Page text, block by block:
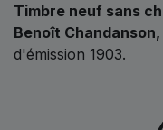
Timbre neuf sans
Benoît
d'émission 1903.